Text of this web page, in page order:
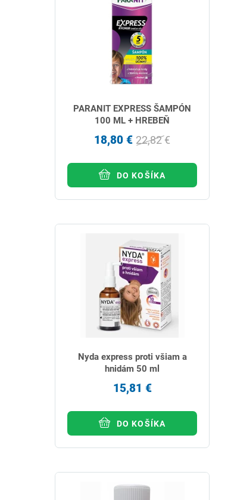
PARANIT EXPRESS ŠAMPÓN
100 ML + HREBEŇ
18,80 € 22,82 €
DO KOŠÍKA
Nyda express proti všiam a
hnidám 50 ml
15,81 €
DO KOŠÍKA